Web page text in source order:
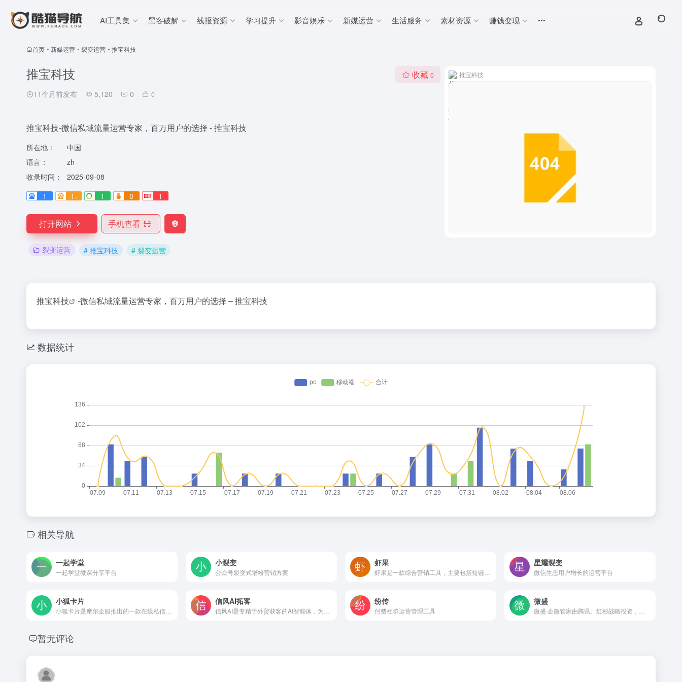
AI工具集 黑客破解 线报资源 学习提升 影音娱乐 新媒运营 生活服务 素材资源 赚钱变现
首页 • 新媒运营 • 裂变运营 • 推宝科技
推宝科技
11个月前发布 5,120 0 0
收藏 0
推宝科技-微信私域流量运营专家，百万用户的选择 - 推宝科技
所在地：
中国
语言：
zh
收录时间：
2025-09-08
1
1- 1 0 1
打开网站 手机查看
裂变运营 # 推宝科技 # 裂变运营
推宝科技
推宝科技 -微信私域流量运营专家，百万用户的选择 – 推宝科技
数据统计
相关导航
一起学堂
一起学堂微课分享平台
小裂变
公众号裂变式增粉营销方案
虾果 星耀裂变
微信生态用户增长的运营平台
小狐卡片 信风AI拓客 纷传
付费社群运营管理工具
微盛
暂无评论